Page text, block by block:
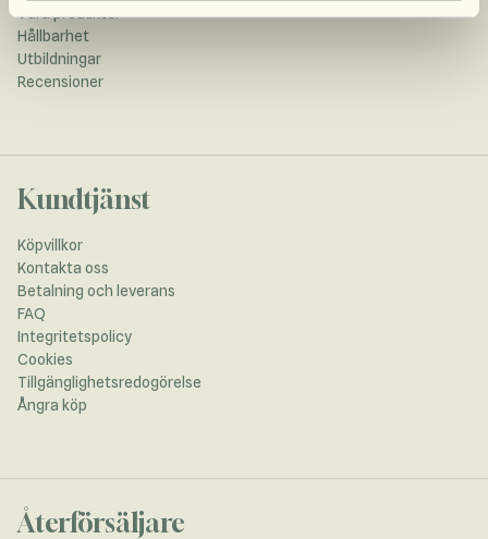
Våra produkter
Hållbarhet
Utbildningar
Recensioner
Kundtjänst
Köpvillkor
Kontakta oss
Betalning och leverans
FAQ
Integritetspolicy
Cookies
Tillgänglighetsredogörelse
Ångra köp
Återförsäljare